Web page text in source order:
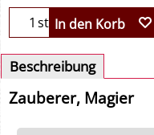
st In den Korb
Beschreibung
Zauberer, Magier